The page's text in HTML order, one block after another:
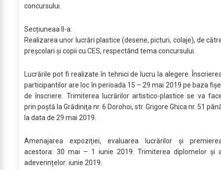
concursului.
Secțiuneaa II-a:
Realizarea unor lucrări plastice (desene, picturi, colaje), de
preșcolari și copii cu CES, respectând tema concursului.
Lucrările pot fi realizate în tehnici de lucru la alegere.
participantilor are loc în perioada 15 – 29 mai 2019 pe baza
de înscriere. Trimiterea lucrărilor artistico-plastice se va
prin poştă la Grădiniţa nr. 6 Dorohoi, str. Grigore Ghica nr. 51
la data de 29 mai 2019.
Amenajarea expoziţiei, evaluarea lucrărilor şi
acestora: 30 mai – 1 iunie 2019. Trimiterea diplomelor și
adeverințelor: iunie 2019.